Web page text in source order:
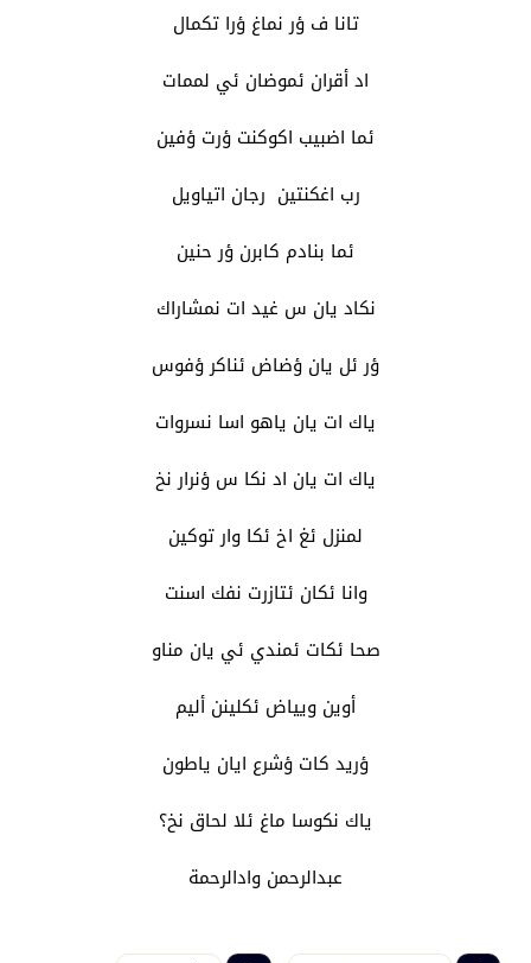
تانا ف ؤر نماغ ؤرا تكمال
اد أقران ئموضان ئي لممات
ئما اضبيب اكوكنت ؤرت ؤفين
رب اغكنتين رجان اتياويل
ئما بنادم كابرن ؤر حنين
نكاد يان س غيد ات نمشاراك
ؤر ئل يان ؤضاض ئناكر ؤفوس
ياك ات يان ياهو اسا نسروات
ياك ات يان اد نكا س ؤنرار نخ
لمنزل ئغ اخ ئكا وار توكين
وانا ئكان ئتازرت نفك اسنت
صحا ئكات ئمندي ئي يان مناو
أوين ويياض ئكلينن أليم
ؤريد كات ؤشرع ايان ياطون
ياك نكوسا ماغ ئلا لحاق نخ؟
عبدالرحمن وادالرحمة